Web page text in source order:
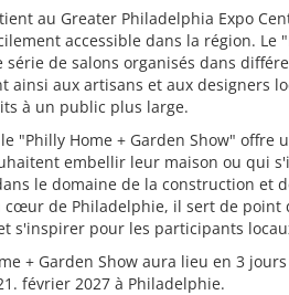
au Greater Philadelphia Expo
accessible dans la région. Le
série de salons organisés dans
ainsi aux artisans et aux designers
à un public plus large.
"Philly Home + Garden Show"
embellir leur maison ou qui
le domaine de la construction et
cœur de Philadelphie, il sert de point
s'inspirer pour les participants
+ Garden Show aura lieu en 3
février 2027 à Philadelphie.